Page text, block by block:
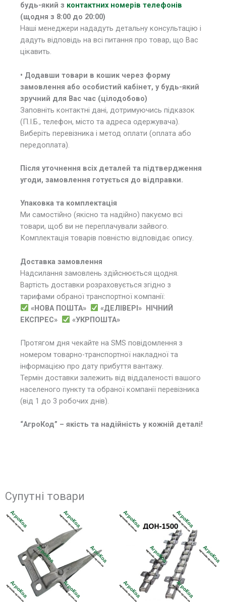
будь-який з контактних номерів телефонів
(щодня з 8:00 до 20:00)
Наші менеджери нададуть детальну консультацію і
дадуть відповідь на всі питання про товар, що Вас
цікавить.
• Додавши товари в кошик через форму
замовлення або особистий кабінет, у будь-який
зручний для Вас час (цілодобово)
Заповніть контактні дані, дотримуючись підказок
(П.І.Б., телефон, місто та адреса одержувача).
Виберіть перевізника і метод оплати (оплата або
передоплата).
Після уточнення всіх деталей та підтвердження
угоди, замовлення готується до відправки.
Упаковка та комплектація
Ми самостійно (якісно та надійно) пакуємо всі
товари, щоб ви не переплачували зайвого.
Комплектація товарів повністю відповідає опису.
Доставка замовлення
Надсилання замовлень здійснюється щодня.
Вартість доставки розраховується згідно з
тарифами обраної транспортної компанії:
«НОВА ПОШТА»
«ДЕЛІВЕРІ» НІЧНИЙ
ЕКСПРЕС»
«УКРПОШТА»
Протягом дня чекайте на SMS повідомлення з
номером товарно-транспортної накладної та
інформацією про дату прибуття вантажу.
Термін доставки залежить від віддаленості вашого
населеного пункту та обраної компанії перевізника
(від 1 до 3 робочих днів).
“АгроКод” – якість та надійність у кожній деталі!
Супутні товари